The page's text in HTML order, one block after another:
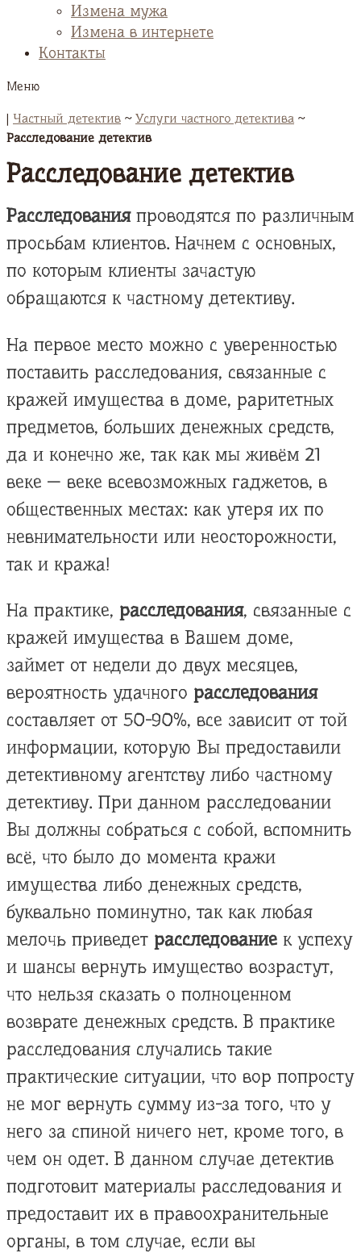
Измена мужа
Измена в интернете
Контакты
Меню
| Частный детектив ~ Услуги частного детектива ~
Расследование детектив
Расследование детектив
Расследованияпроводятся по различным
просьбам клиентов. Начнем с основных,
по которым клиенты зачастую
обращаются к частному детективу.
На первое место можно с уверенностью
поставить расследования, связанные с
кражей имущества в доме, раритетных
предметов, больших денежных средств,
да и конечно же, так как мы живём 21
веке — веке всевозможных гаджетов, в
общественных местах: как утеря их по
невнимательности или неосторожности,
так и кража!
На практике, расследования, связанные с
кражей имущества в Вашем доме,
займет от недели до двух месяцев,
вероятность удачного расследования
составляет от 50-90%, все зависит от той
информации, которую Вы предоставили
детективному агентству либо частному
детективу. При данном расследовании
Вы должны собраться с собой, вспомнить
всё, что было до момента кражи
имущества либо денежных средств,
буквально поминутно, так как любая
мелочь приведет расследование к успеху
и шансы вернуть имущество возрастут,
что нельзя сказать о полноценном
возврате денежных средств. В практике
расследования случались такие
практические ситуации, что вор попросту
не мог вернуть сумму из-за того, что у
него за спиной ничего нет, кроме того, в
чем он одет. В данном случае детектив
подготовит материалы расследования и
предоставит их в правоохранительные
органы, в том случае, если вы